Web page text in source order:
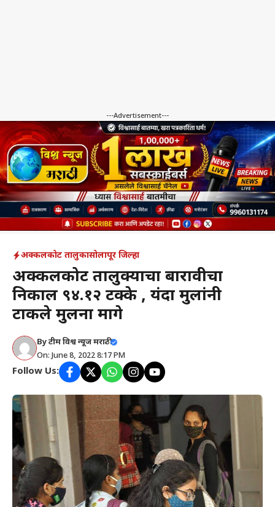
---Advertisement---
अक्कलकोट तालुकासोलापूर जिल्हा
अक्कलकोट तालुक्याचा बारावीचा
निकाल ९४.१२ टक्के , यंदा मुलांनी
टाकले मुलींना मागे
Byटीम विश्व न्यूज मराठी
On: June 8, 2022 8:17 PM
Follow Us: